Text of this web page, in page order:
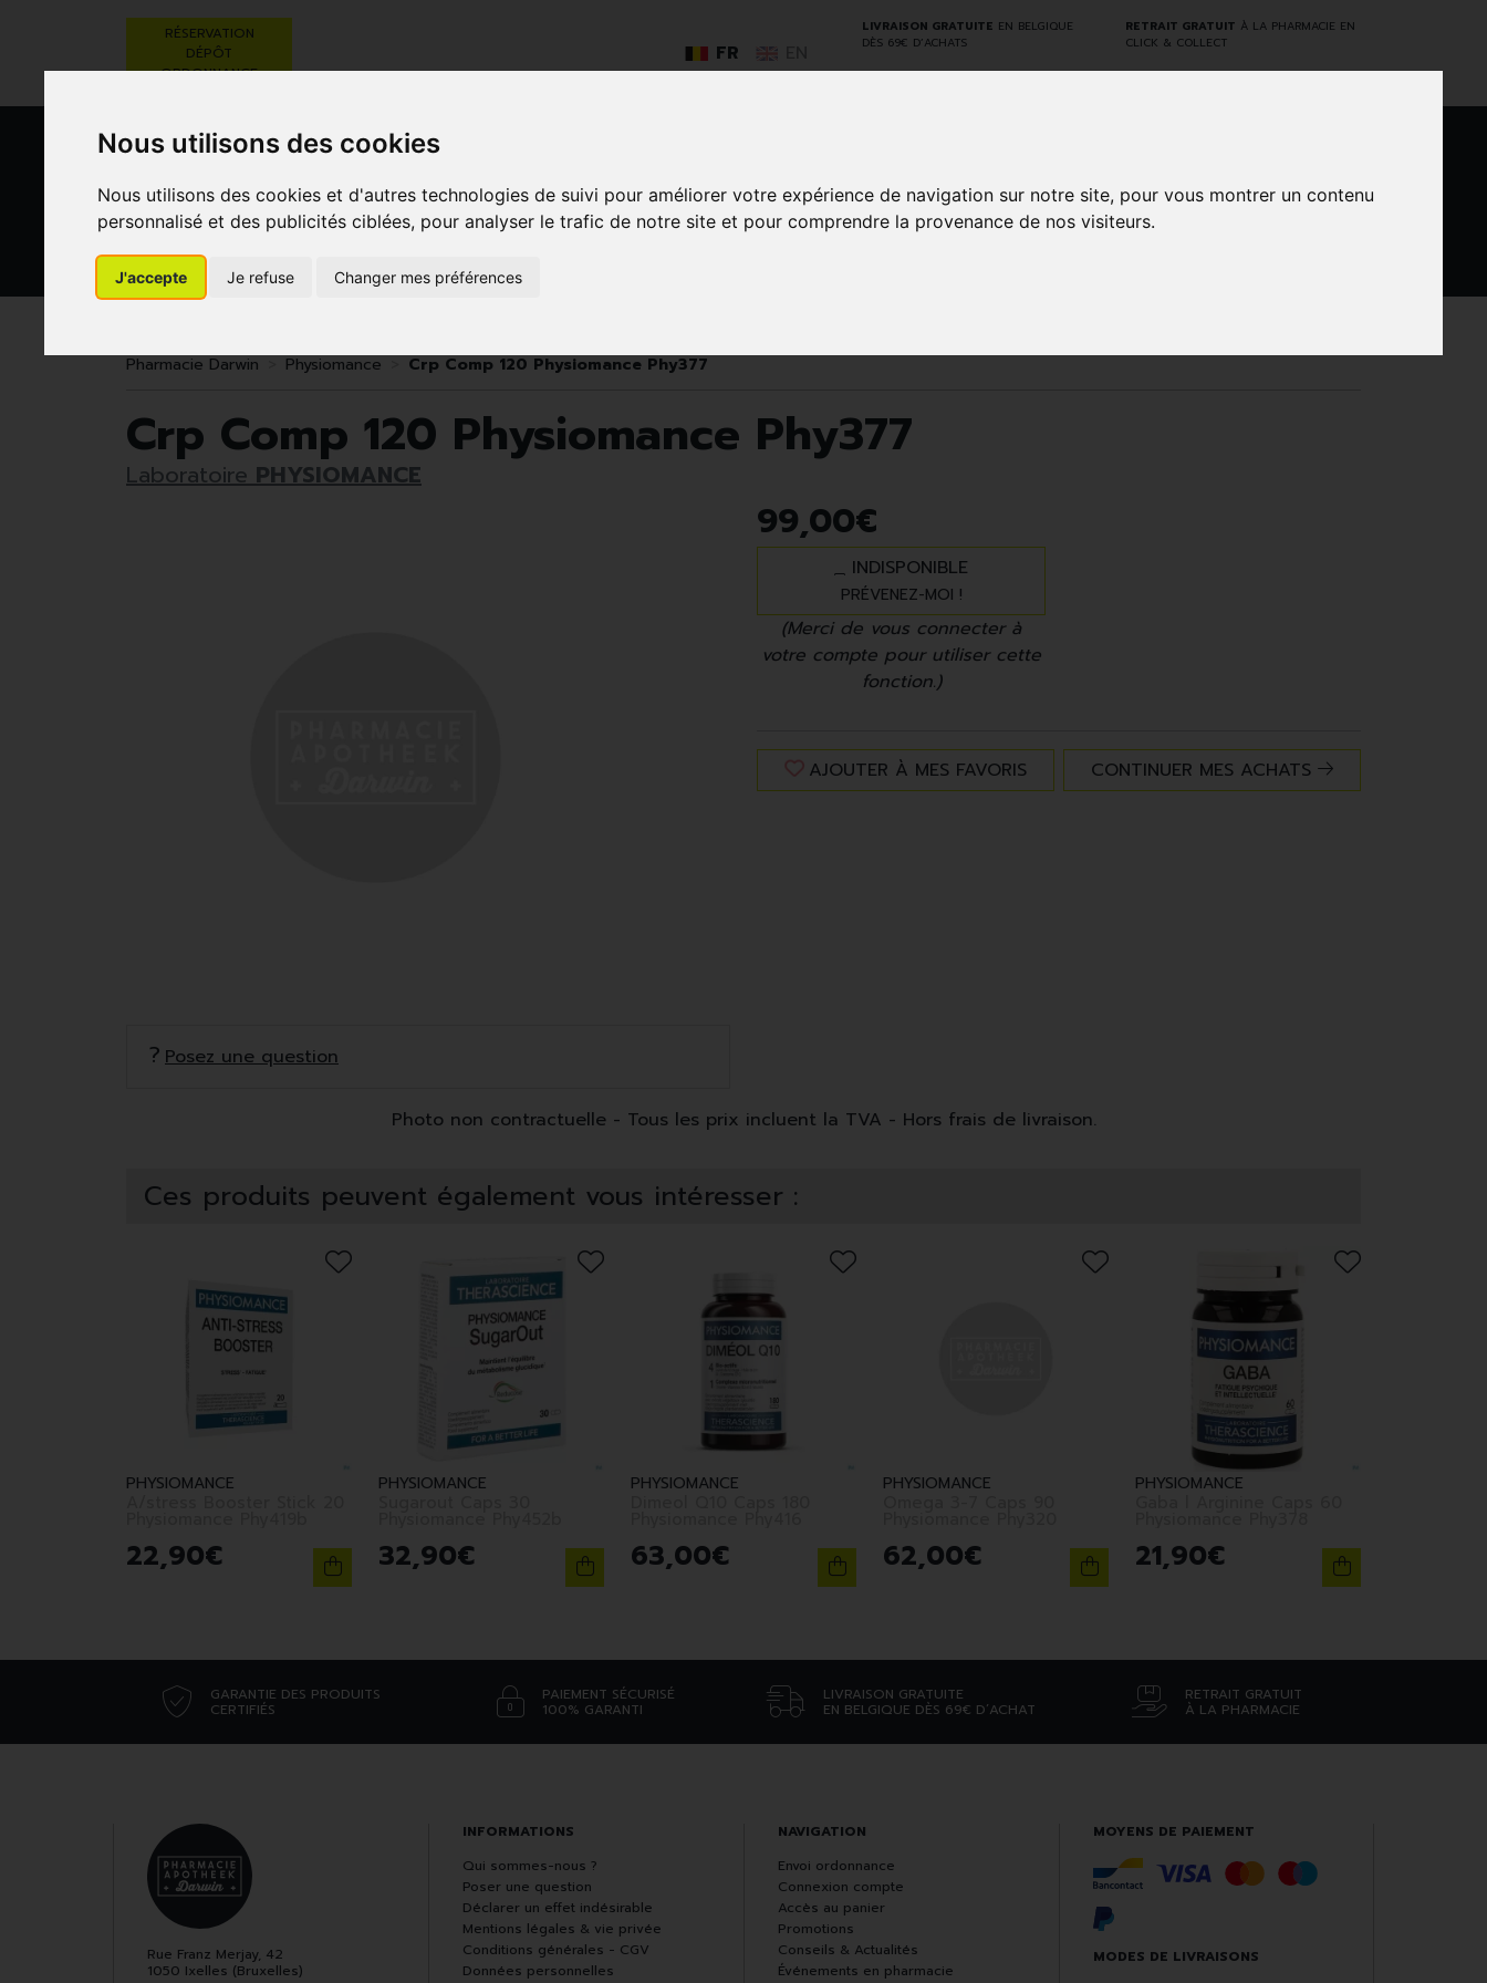
Nous utilisons des cookies
Nous utilisons des cookies et d'autres technologies de suivi pour améliorer votre expérience de navigation sur notre site, pour vous montrer un contenu
personnalisé et des publicités ciblées, pour analyser le trafic de notre site et pour comprendre la provenance de nos visiteurs.
J'accepte Je refuse Changer mes préférences
LIVRAISON GRATUITE EN BELGIQUE
DÈS 69€ D’ACHATS
RETRAIT GRATUIT À LA PHARMACIE EN
CLICK & COLLECT
FR
RÉSERVATION
DÉPÔT
ORDONNANCE
GO
BEAUTÉ,
SOINS ET
RÉGIME,
GROSSESSE
Pharmacie Darwin Physiomance Crp Comp 120 Physiomance Phy377
Crp Comp 120 Physiomance Phy377
Laboratoire PHYSIOMANCE
99,00€
INDISPONIBLE
PRÉVENEZ-MOI !
(Merci de vous connecter à
votre compte pour utiliser cette
fonction.)
AJOUTER À MES FAVORIS CONTINUER MES ACHATS
Posez une question
Photo non contractuelle - Tous les prix incluent la TVA - Hors frais de livraison.
Ces produits peuvent également vous intéresser :
PHYSIOMANCE
22,90€
PHYSIOMANCE
32,90€
PHYSIOMANCE
63,00€
PHYSIOMANCE
62,00€
PHYSIOMANCE
21,90€
GARANTIE DES PRODUITS
CERTIFIÉS
PAIEMENT SÉCURISÉ
100% GARANTI
LIVRAISON GRATUITE
EN BELGIQUE DÈS 69€ D’ACHAT
RETRAIT GRATUIT
À LA PHARMACIE
Rue Franz Merjay, 42
1050 Ixelles (Bruxelles)
INFORMATIONS
Qui sommes-nous ?
Poser une question
Déclarer un effet indésirable
Mentions légales & vie privée
Conditions générales - CGV
Données personnelles
NAVIGATION
Envoi ordonnance
Connexion compte
Accès au panier
Promotions
Conseils & Actualités
Événements en pharmacie
MOYENS DE PAIEMENT
MODES DE LIVRAISONS